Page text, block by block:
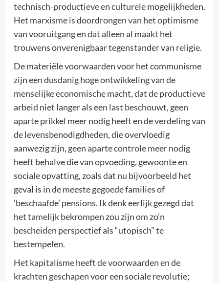
technisch-productieve en culturele mogelijkheden.
Het marxisme is doordrongen van het optimisme
van vooruitgang en dat alleen al maakt het
trouwens onverenigbaar tegenstander van religie.
De materiële voorwaarden voor het communisme
zijn een dusdanig hoge ontwikkeling van de
menselijke economische macht, dat de productieve
arbeid niet langer als een last beschouwt, geen
aparte prikkel meer nodig heeft en de verdeling van
de levensbenodigdheden, die overvloedig
aanwezig zijn, geen aparte controle meer nodig
heeft behalve die van opvoeding, gewoonte en
sociale opvatting, zoals dat nu bijvoorbeeld het
geval is in de meeste gegoede families of
‘beschaafde’ pensions. Ik denk eerlijk gezegd dat
het tamelijk bekrompen zou zijn om zo’n
bescheiden perspectief als “utopisch” te
bestempelen.
Het kapitalisme heeft de voorwaarden en de
krachten geschapen voor een sociale revolutie;